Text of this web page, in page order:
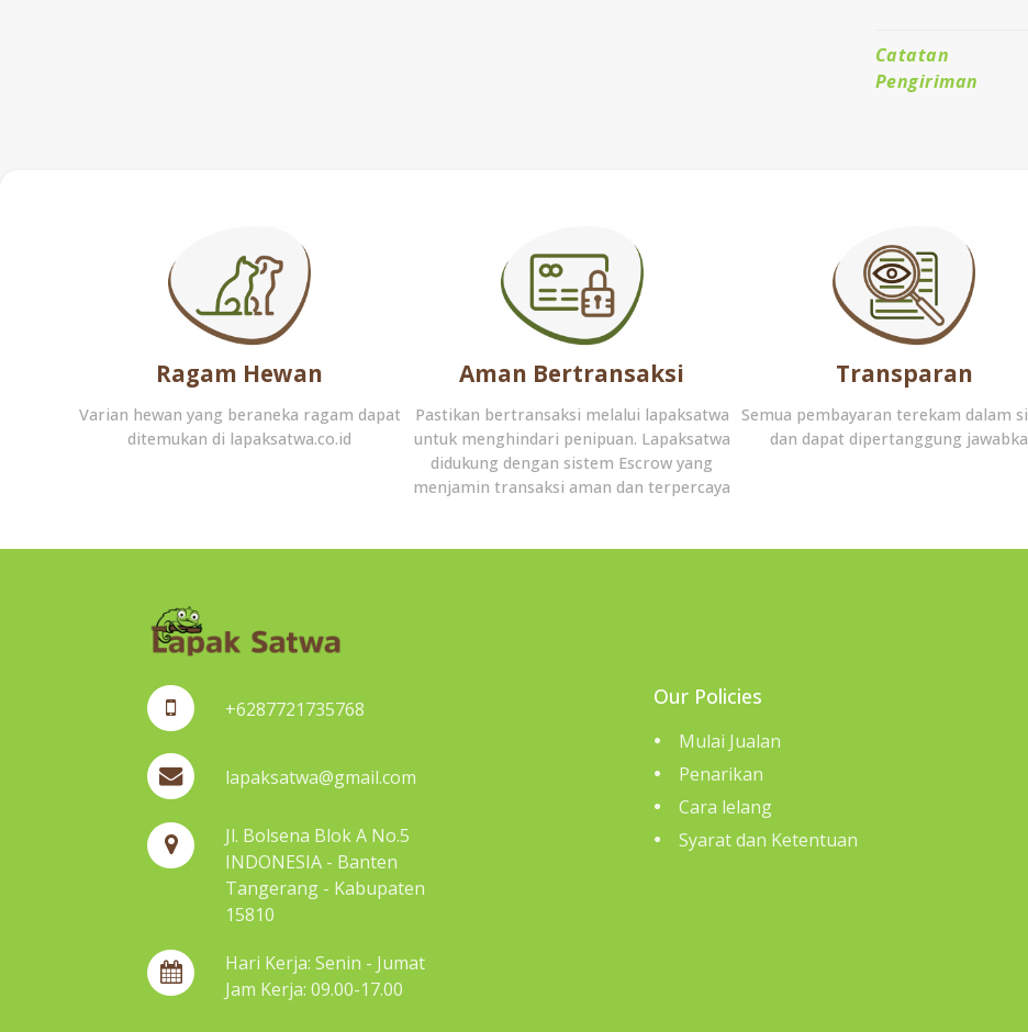
Catatan
Pengiriman
Ragam Hewan
Varian hewan yang beraneka ragam dapat
ditemukan di lapaksatwa.co.id
Aman Bertransaksi
Pastikan bertransaksi melalui lapaksatwa
untuk menghindari penipuan. Lapaksatwa
didukung dengan sistem Escrow yang
menjamin transaksi aman dan terpercaya
Transparan
Semua pembayaran terekam dalam
dan dapat dipertanggung
+6287721735768
lapaksatwa@gmail.com
Jl. Bolsena Blok A No.5
INDONESIA - Banten
Tangerang - Kabupaten
15810
Hari Kerja: Senin - Jumat
Jam Kerja: 09.00-17.00
Our Policies
Mulai Jualan
Penarikan
Cara lelang
Syarat dan Ketentuan